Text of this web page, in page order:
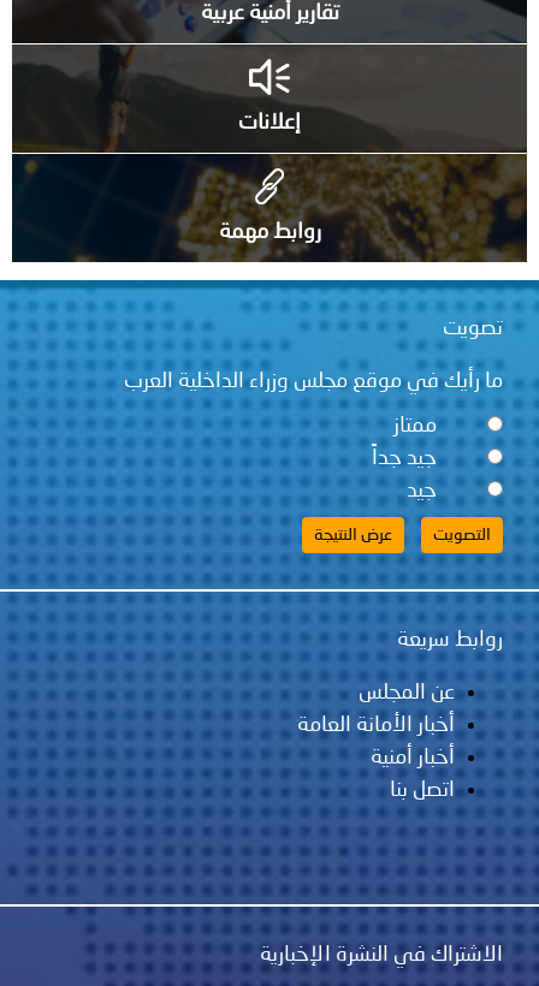
تقارير أمنية عربية
إعلانات
روابط مهمة
تصويت
ما رأيك في موقع مجلس وزراء الداخلية العرب
ممتاز
جيد جداً
جيد
روابط سريعة
عن المجلس
أخبار الأمانة العامة
أخبار أمنية
اتصل بنا
الاشتراك في النشرة الإخبارية